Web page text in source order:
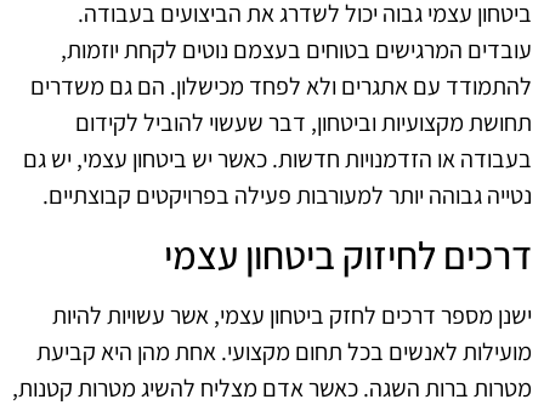
ביטחון עצמי גבוה יכול לשדרג את הביצועים בעבודה.
עובדים המרגישים בטוחים בעצמם נוטים לקחת יוזמות,
להתמודד עם אתגרים ולא לפחד מכישלון. הם גם משדרים
תחושת מקצועיות וביטחון, דבר שעשוי להוביל לקידום
בעבודה או הזדמנויות חדשות. כאשר יש ביטחון עצמי, יש גם
נטייה גבוהה יותר למעורבות פעילה בפרויקטים קבוצתיים.
דרכים לחיזוק ביטחון עצמי
ישנן מספר דרכים לחזק ביטחון עצמי, אשר עשויות להיות
מועילות לאנשים בכל תחום מקצועי. אחת מהן היא קביעת
מטרות ברות השגה. כאשר אדם מצליח להשיג מטרות קטנות,